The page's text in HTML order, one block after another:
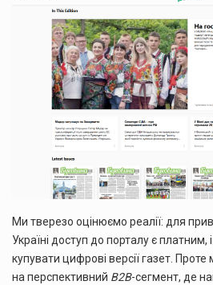
Ми тверезо оцінюємо реалії: для
Україні доступ до порталу є платним,
купувати цифрові версії газет.
на перспективний B2B-сегмент, де